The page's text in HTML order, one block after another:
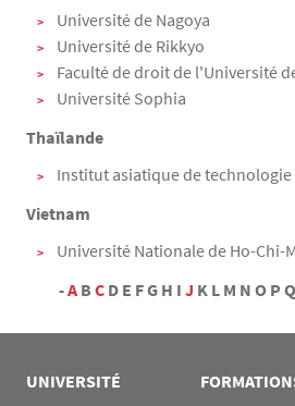
Université de Nagoya
Université de Rikkyo
Faculté de droit de l'Université
Université Sophia
Thaïlande
Institut asiatique de technologie
Vietnam
Université Nationale de Ho-Chi-
-A B C D E F G H I J K L M N O P
UNIVERSITÉ